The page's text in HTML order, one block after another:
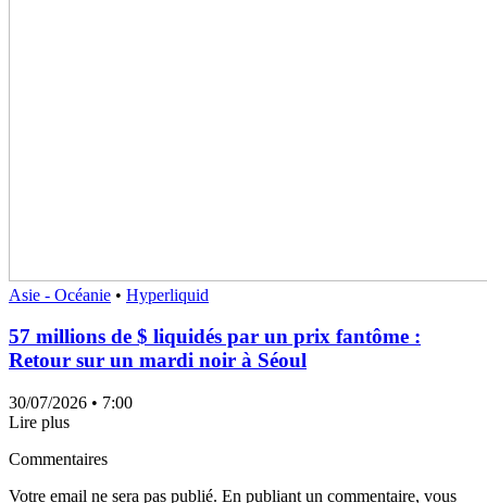
Asie - Océanie • Hyperliquid
57 millions de $ liquidés par un prix fantôme :
Retour sur un mardi noir à Séoul
30/07/2026 • 7:00
Lire plus
Commentaires
Votre email ne sera pas publié. En publiant un commentaire, vous